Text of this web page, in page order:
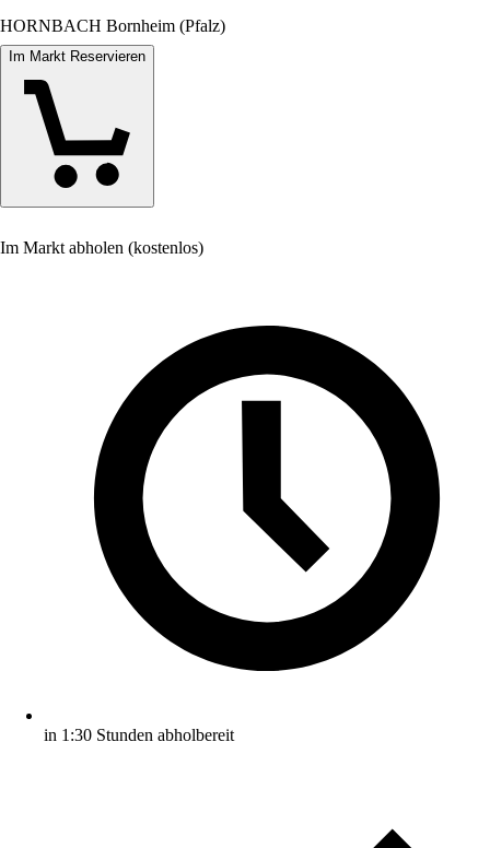
HORNBACH Bornheim (Pfalz)
Im Markt Reservieren
Im Markt abholen (kostenlos)
in 1:30 Stunden abholbereit